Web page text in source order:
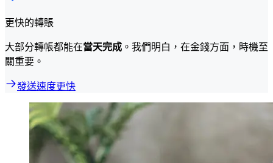
更快的轉賬
大部分轉帳都能在當天完成 。我們明白，在金錢方面，時機至
關重要。
發送速度更快